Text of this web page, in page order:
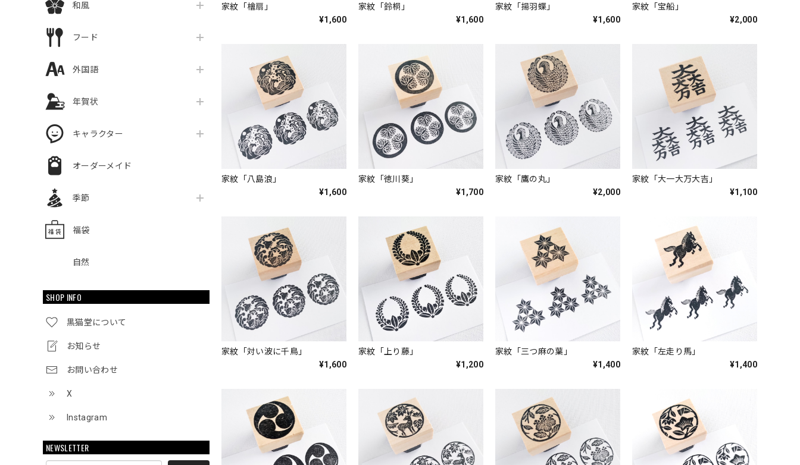
和風
フード
外国語
年賀状
キャラクター
オーダーメイド
季節
福袋
自然
SHOP INFO
黒猫堂について
お知らせ
お問い合わせ
X
Instagram
NEWSLETTER
家紋「檜扇」
¥1,600
家紋「鈴桐」
¥1,600
家紋「揚羽蝶」
¥1,600
家紋「宝船」
¥2,000
家紋「八島浪」
¥1,600
家紋「徳川葵」
¥1,700
家紋「鷹の丸」
¥2,000
家紋「大一大万大吉」
¥1,100
家紋「対い波に千鳥」
¥1,600
家紋「上り藤」
¥1,200
家紋「三つ麻の葉」
¥1,400
家紋「左走り馬」
¥1,400